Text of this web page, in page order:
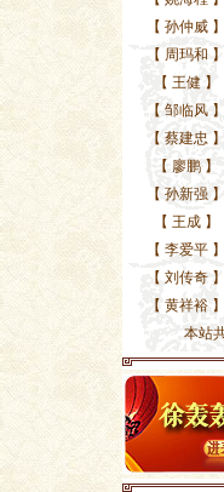
【 孙仲威】
【 周玛和 】
【 王健】
【 邹临风】
【 蔡建忠 】
【 廖鹏】
【 孙新强】
【 王成】
【 李爱平】
【 刘传奇】
【 黄祥裕】
本站